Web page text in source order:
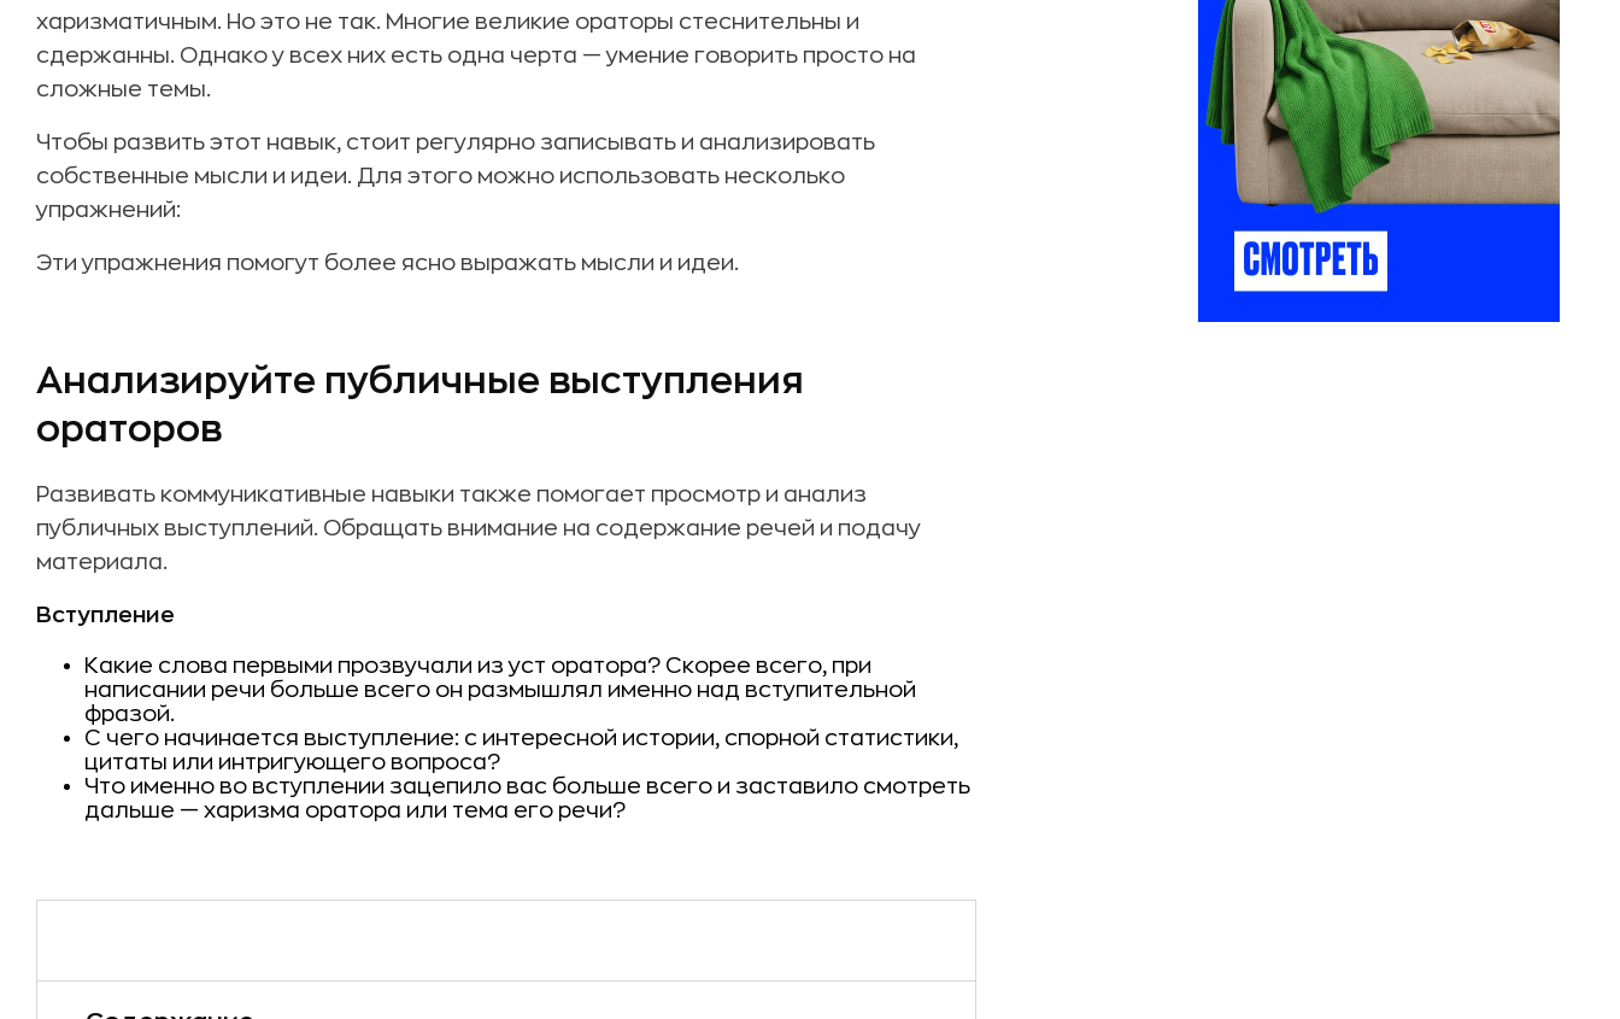
харизматичным. Но это не так. Многие великие ораторы стеснительны и
сдержанны. Однако у всех них есть одна черта — умение говорить просто на
сложные темы.
Чтобы развить этот навык, стоит регулярно записывать и анализировать
собственные мысли и идеи. Для этого можно использовать несколько
упражнений:
Эти упражнения помогут более ясно выражать мысли и идеи.
Анализируйте публичные выступления
ораторов
Развивать коммуникативные навыки также помогает просмотр и анализ
публичных выступлений. Обращать внимание на содержание речей и подачу
материала.
Вступление
Какие слова первыми прозвучали из уст оратора? Скорее всего, при
написании речи больше всего он размышлял именно над вступительной
фразой.
С чего начинается выступление: с интересной истории, спорной статистики,
цитаты или интригующего вопроса?
Что именно во вступлении зацепило вас больше всего и заставило смотреть
дальше — харизма оратора или тема его речи?